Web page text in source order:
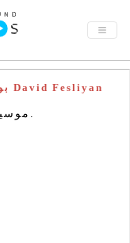
تحميل "Action Rhythms" بواسطة David Fesliyan
موسيقى إيقاعية سريعة وإيقاعية وحديثة.